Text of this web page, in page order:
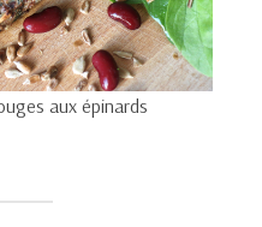
aux épinards